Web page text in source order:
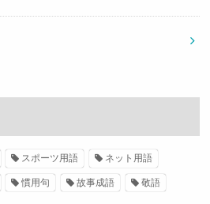
スポーツ用語 ネット用語
慣用句 故事成語 敬語